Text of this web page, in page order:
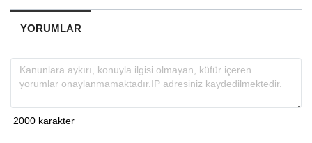
YORUMLAR